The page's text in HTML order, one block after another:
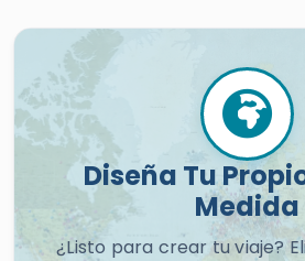
Diseña Tu
Medida
¿Listo para crear tu viaje?